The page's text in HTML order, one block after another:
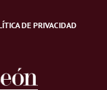
DE PRIVACIDAD